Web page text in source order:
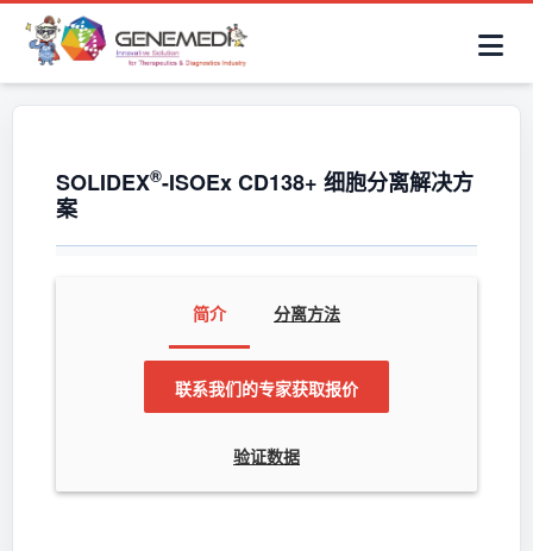
SOLIDEX®-ISOEx CD138+ 细胞分离解决方
案
简介 分离方法
联系我们的专家获取报价
验证数据